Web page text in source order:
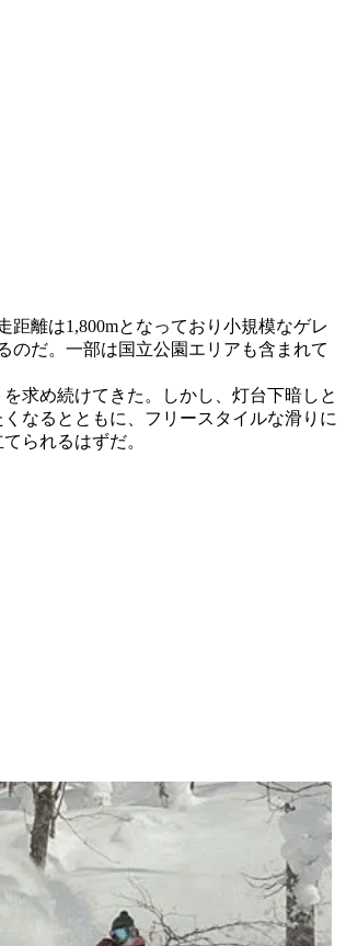
離は1,800mとなっており小規模なゲレ
のだ。一部は国立公園エリアも含まれて
求め続けてきた。しかし、灯台下暗しと
なるとともに、フリースタイルな滑りに
られるはずだ。